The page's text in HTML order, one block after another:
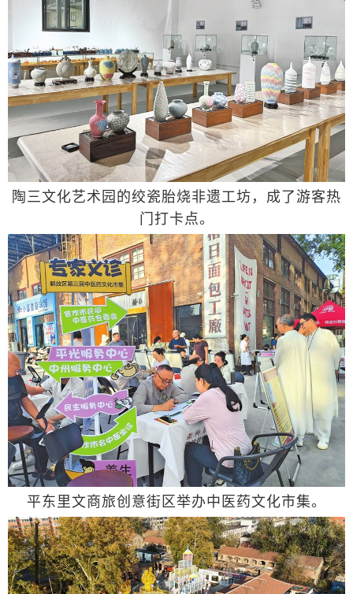
陶三文化艺术园的绞瓷胎烧非遗工坊，成了游客热
门打卡点。
平东里文商旅创意街区举办中医药文化市集。